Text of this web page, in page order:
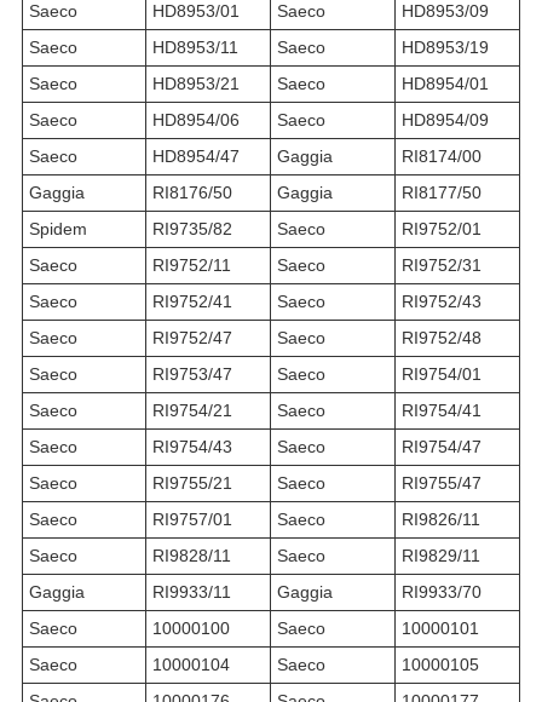
Saeco
HD8953/01 Saeco
HD8953/09
Saeco
HD8953/11 Saeco
HD8953/19
Saeco
HD8953/21 Saeco
HD8954/01
Saeco
HD8954/06 Saeco
HD8954/09
Saeco
HD8954/47 Gaggia
RI8174/00
Gaggia
RI8176/50 Gaggia
RI8177/50
Spidem
RI9735/82 Saeco
RI9752/01
Saeco
RI9752/11 Saeco
RI9752/31
Saeco
RI9752/41 Saeco
RI9752/43
Saeco
RI9752/47 Saeco
RI9752/48
Saeco
RI9753/47 Saeco
RI9754/01
Saeco
RI9754/21 Saeco
RI9754/41
Saeco
RI9754/43 Saeco
RI9754/47
Saeco
RI9755/21 Saeco
RI9755/47
Saeco
RI9757/01 Saeco
RI9826/11
Saeco
RI9828/11 Saeco
RI9829/11
Gaggia
RI9933/11 Gaggia
RI9933/70
Saeco
10000100 Saeco
10000101
Saeco
10000104 Saeco
10000105